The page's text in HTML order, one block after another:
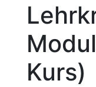
Kurs)